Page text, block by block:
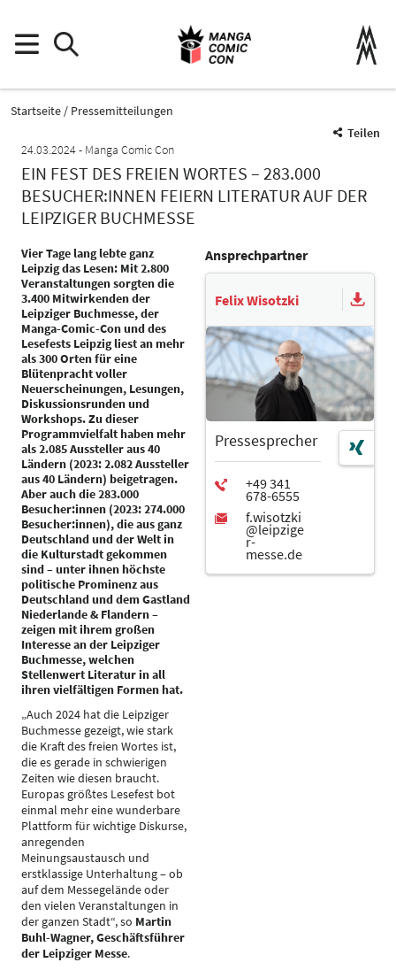
Startseite
Pressemitteilungen
Teilen
24.03.2024
Manga Comic Con
EIN FEST DES FREIEN WORTES – 283.000
BESUCHER:INNEN FEIERN LITERATUR AUF DER
LEIPZIGER BUCHMESSE
Vier Tage lang lebte ganz
Leipzig das Lesen: Mit 2.800
Veranstaltungen sorgten die
3.400 Mitwirkenden der
Leipziger Buchmesse, der
Manga-Comic-Con und des
Lesefests Leipzig liest an mehr
als 300 Orten für eine
Blütenpracht voller
Neuerscheinungen, Lesungen,
Diskussionsrunden und
Workshops. Zu dieser
Programmvielfalt haben mehr
als 2.085 Aussteller aus 40
Ländern (2023: 2.082 Aussteller
aus 40 Ländern) beigetragen.
Aber auch die 283.000
Besucher:innen (2023: 274.000
Besucher:innen), die aus ganz
Deutschland und der Welt in
die Kulturstadt gekommen
sind – unter ihnen höchste
politische Prominenz aus
Deutschland und dem Gastland
Niederlande & Flandern –
zeigen mit ihrem großen
Interesse an der Leipziger
Buchmesse, welchen
Stellenwert Literatur in all
ihren vielfältigen Formen hat.
„Auch 2024 hat die Leipziger
Buchmesse gezeigt, wie stark
die Kraft des freien Wortes ist,
die es gerade in schwierigen
Zeiten wie diesen braucht.
Europas größtes Lesefest bot
einmal mehr eine wunderbare
Plattform für wichtige Diskurse,
anregenden
Meinungsaustausch und
erstklassige Unterhaltung – ob
auf dem Messegelände oder
den vielen Veranstaltungen in
der ganzen Stadt“, so Martin
Buhl-Wagner, Geschäftsführer
der Leipziger Messe.
Ansprechpartner
Felix Wisotzki
Pressesprecher